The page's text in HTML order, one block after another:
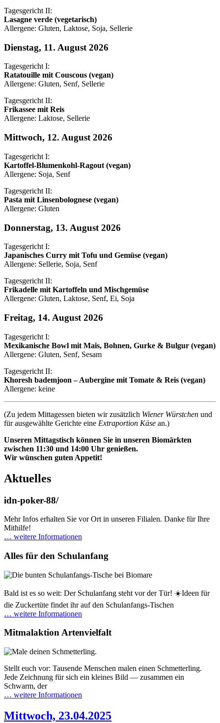
Tagesgericht II:
Lasagne verde (vegetarisch)
Allergene: Gluten, Laktose, Soja, Sellerie
Dienstag, 11. August 2026
Tagesgericht I:
Ratatouille mit Couscous (vegan)
Allergene: Gluten, Senf, Sellerie
Tagesgericht II:
Frikassee mit Reis
Allergene: Laktose, Sellerie
Mittwoch, 12. August 2026
Tagesgericht I:
Kartoffel-Blumenkohl-Ragout (vegan)
Allergene: Soja, Senf
Tagesgericht II:
Pasta mit Linsenbolognese (vegan)
Allergene: Gluten
Donnerstag, 13. August 2026
Tagesgericht I:
Japanisches Curry mit Tofu und Gemüse (vegan)
Allergene: Sellerie, Soja, Senf
Tagesgericht II:
Frikadelle mit Kartoffeln und Mischgemüse
Allergene: Gluten, Laktose, Senf, Ei, Soja
Freitag, 14. August 2026
Tagesgericht I:
Mexikanische Bowl mit Mais, Bohnen, Gurke & Bulgur (vegan)
Allergene: Gluten, Senf, Sesam
Tagesgericht II:
Khoresh bademjoon – Aubergine mit Tomate & Reis (vegan)
Allergene: keine
(Zu jedem Mittagessen bieten wir zusätzlich Wiener Würstchen und
für ausgewählte Gerichte eine Extraportion Käse an.)
Unseren Mittagstisch können Sie in unseren Biomärkten
zwischen 11:30 und 14:00 Uhr genießen.
Wir wünschen guten Appetit!
Aktuelles
idn-poker-88/
Mehr Infos erhalten Sie vor Ort in unseren Filialen. Danke für Ihre
Mithilfe!
… weitere Informationen
Alles für den Schulanfang
Bald ist es so weit: Der Schulanfang steht vor der Tür! ☀️Ideen für
die Zuckertüte findet ihr auf den Schulanfangs-Tischen
… weitere Informationen
Mitmalaktion Artenvielfalt
Stellt euch vor: Tausende Menschen malen einen Schmetterling.
Jede Zeichnung für sich ein kleines Bild — zusammen ein
Schwarm, der
… weitere Informationen
Mittwoch, 23.04.2025